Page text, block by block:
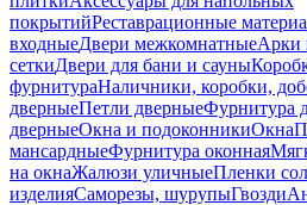
покрытийРеставрационные
входныеДвери межкомнатныеАрки
сеткиДвери для бани и сауны
фурнитураНаличники, коробки,
дверныеПетли дверныеФурнитура
дверныеОкна и подоконникиОкна
мансардныеФурнитура оконная
на окнаЖалюзи уличныеПленки
изделияСаморезы, шурупыГвозди